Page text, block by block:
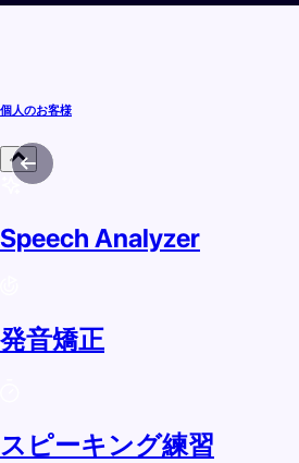
個人のお客様
Speech Analyzer
発音矯正
スピーキング練習